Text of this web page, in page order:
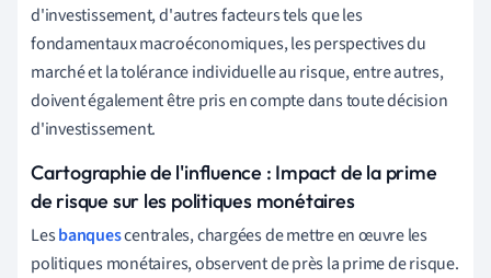
d'investissement, d'autres facteurs tels que les
fondamentaux macroéconomiques, les perspectives du
marché et la tolérance individuelle au risque, entre autres,
doivent également être pris en compte dans toute décision
d'investissement.
Cartographie de l'influence : Impact de la prime
de risque sur les politiques monétaires
Lesbanquescentrales, chargées de mettre en œuvre les
politiques monétaires, observent de près la prime de risque.